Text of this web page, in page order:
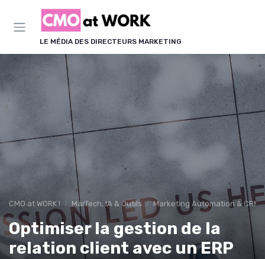
LE MÉDIA DES DIRECTEURS MARKETING
CMO at WORK ! MarTech, IA & Outils Marketing Automation & CRM
Optimiser la gestion de la
relation client avec un ERP
Panneau de gestion des cookies